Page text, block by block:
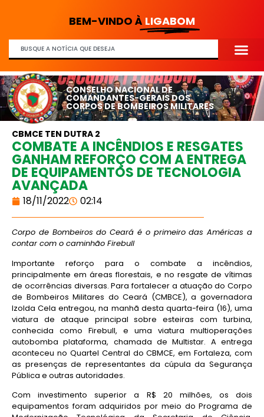
BEM-VINDO À LIGABOM
CONSELHO NACIONAL DE
COMANDANTES-GERAIS DOS
CORPOS DE BOMBEIROS MILITARES
CBMCE TEN DUTRA 2
COMBATE A INCÊNDIOS E RESGATES
GANHAM REFORÇO COM A ENTREGA
DE EQUIPAMENTOS DE TECNOLOGIA
AVANÇADA
18/11/2022 02:14
Corpo de Bombeiros do Ceará é o primeiro das Américas a
contar com o caminhão Firebull
Importante reforço para o combate a incêndios,
principalmente em áreas florestais, e no resgate de vítimas
de ocorrências diversas. Para fortalecer a atuação do Corpo
de Bombeiros Militares do Ceará (CMBCE), a governadora
Izolda Cela entregou, na manhã desta quarta-feira (16), uma
viatura de ataque principal sobre esteiras com turbina,
conhecida como Firebull, e uma viatura multioperações
autobomba plataforma, chamada de Multistar. A entrega
aconteceu no Quartel Central do CBMCE, em Fortaleza, com
as presenças de representantes da cúpula da Segurança
Pública e outras autoridades.
Com investimento superior a R$ 20 milhões, os dois
equipamentos foram adquiridos por meio do Programa de